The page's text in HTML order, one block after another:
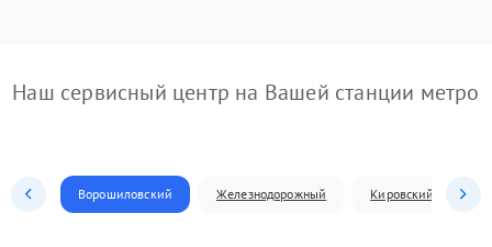
Наш сервисный центр на Вашей станции метро
Ворошиловский Железнодорожный Кировский